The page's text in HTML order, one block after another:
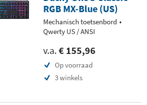
RGB MX-Blue (US)
Mechanisch toetsenbord
Qwerty US / ANSI
v.a. € 155,96
Op voorraad
3 winkels